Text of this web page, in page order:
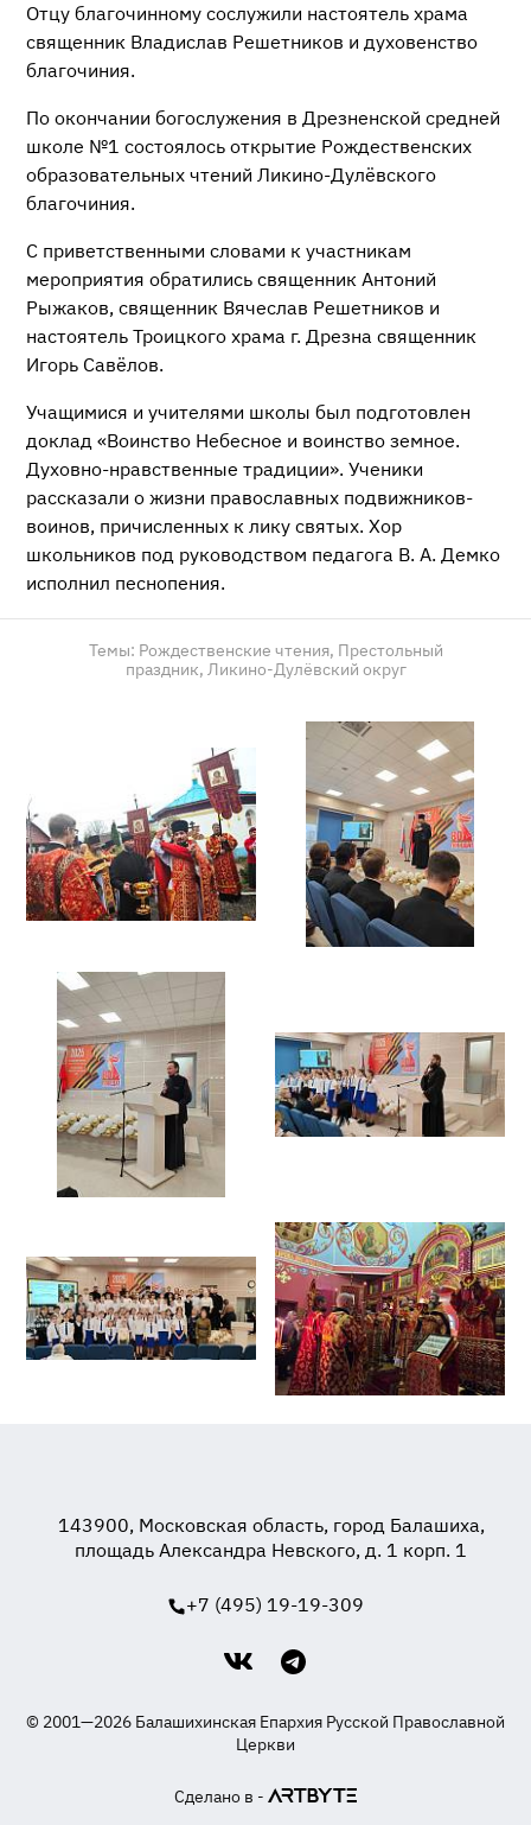
Отцу благочинному сослужили настоятель храма
священник Владислав Решетников и духовенство
благочиния.
По окончании богослужения в Дрезненской средней
школе №1 состоялось открытие Рождественских
образовательных чтений Ликино-Дулёвского
благочиния.
С приветственными словами к участникам
мероприятия обратились священник Антоний
Рыжаков, священник Вячеслав Решетников и
настоятель Троицкого храма г. Дрезна священник
Игорь Савёлов.
Учащимися и учителями школы был подготовлен
доклад «Воинство Небесное и воинство земное.
Духовно-нравственные традиции». Ученики
рассказали о жизни православных подвижников-
воинов, причисленных к лику святых. Хор
школьников под руководством педагога В. А. Демко
исполнил песнопения.
Темы: Рождественские чтения, Престольный
праздник, Ликино-Дулёвский округ
143900, Московская область, город Балашиха,
площадь Александра Невского, д. 1 корп. 1
+7 (495) 19-19-309
© 2001—2026 Балашихинская Епархия Русской Православной
Церкви
Сделано в -